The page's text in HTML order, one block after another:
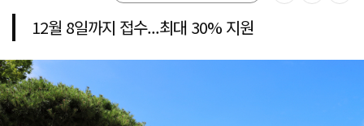
12월 8일까지 접수...최대 30% 지원